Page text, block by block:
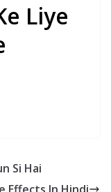
Liye
Si Hai